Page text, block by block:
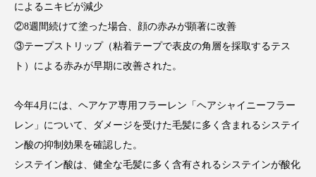
タンパク質 ディープクレンジング
デジタルデトックス デトックス
ナイトプロテイン ナイトルーティン 金木犀
によるニキビが減少
②8週間続けて塗った場合、顔の赤みが顕著に改善
③テープストリップ（粘着テープで表皮の角層を採取するテス
ト）による赤みが早期に改善された。
今年4月には、ヘアケア専用フラーレン「ヘアシャイニーフラー
レン」について、ダメージを受けた毛髪に多く含まれるシステイ
ン酸の抑制効果を確認した。
システイン酸は、健全な毛髪に多く含有されるシステインが酸化